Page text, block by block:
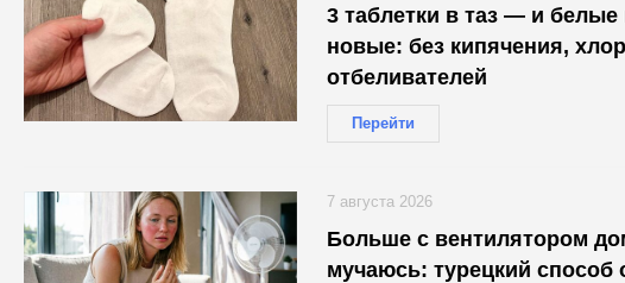
3 таблетки в таз — и белые
новые: без кипячения,
отбеливателей
Перейти
Больше с вентилятором
мучаюсь: турецкий способ
7 августа 2026